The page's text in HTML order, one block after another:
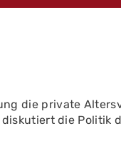
die private
die Politik